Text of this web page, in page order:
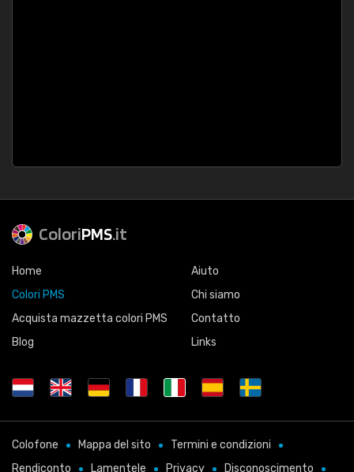
ColoriPMS.it
Home
Colori PMS
Acquista mazzetta colori PMS
Blog
Aiuto
Chi siamo
Contatto
Links
Colofone Mappa del sito
Termini e condizioni
Rendiconto
Lamentele Privacy Disconoscimento